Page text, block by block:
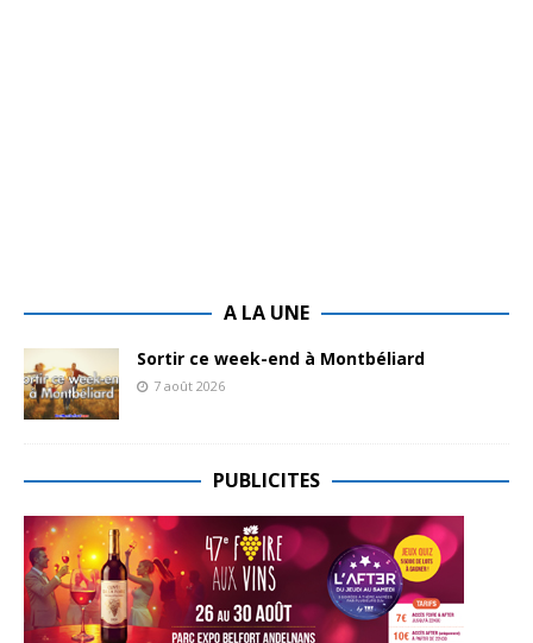
A LA UNE
Sortir ce week-end à Montbéliard
7 août 2026
PUBLICITES